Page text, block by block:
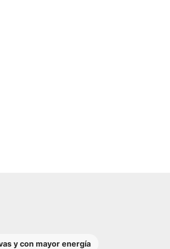
y con mayor energía